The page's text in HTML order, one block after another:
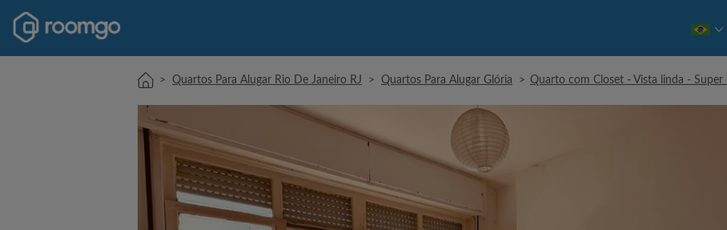
> Quartos Para Alugar Rio De Janeiro RJ > Quartos Para Alugar Glória > Quarto com Closet - Vista linda -